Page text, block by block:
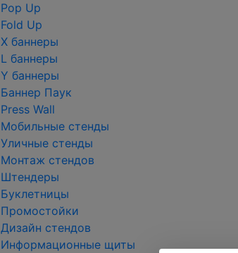
Pop Up
Fold Up
Х баннеры
L баннеры
Y баннеры
Баннер Паук
Press Wall
Мобильные стенды
Уличные стенды
Монтаж стендов
Штендеры
Буклетницы
Промостойки
Дизайн стендов
Информационные щиты